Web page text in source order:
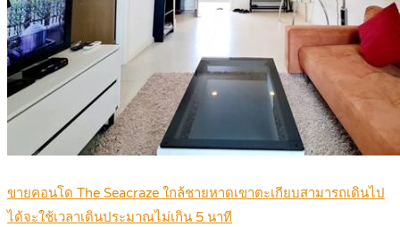
ขายคอนโด The Seacraze ใกล้ชายหาดเขาตะเกียบสามารถเดินไป
ได้จะใช้เวลาเดินประมาณไม่เกิน 5 นาที